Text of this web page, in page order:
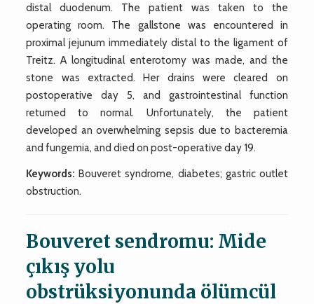
distal duodenum. The patient was taken to the
operating room. The gallstone was encountered in
proximal jejunum immediately distal to the ligament of
Treitz. A longitudinal enterotomy was made, and the
stone was extracted. Her drains were cleared on
postoperative day 5, and gastrointestinal function
returned to normal. Unfortunately, the patient
developed an overwhelming sepsis due to bacteremia
and fungemia, and died on post-operative day 19.
Keywords: Bouveret syndrome, diabetes; gastric outlet
obstruction.
Bouveret sendromu: Mide
çıkış yolu
obstrüksiyonunda ölümcül